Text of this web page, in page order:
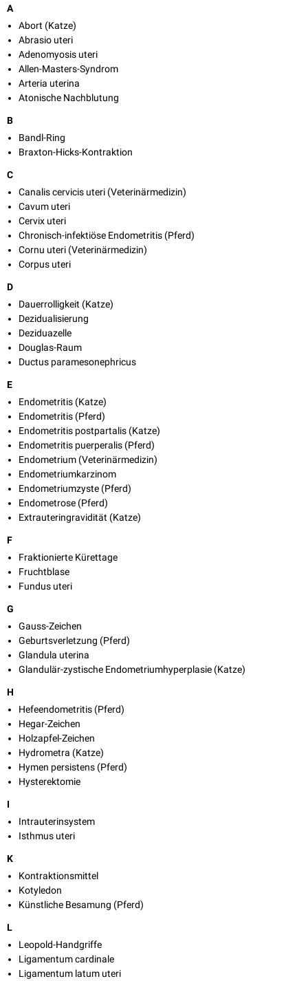
A
Abort (Katze)
Abrasio uteri
Adenomyosis uteri
Allen-Masters-Syndrom
Arteria uterina
Atonische Nachblutung
B
Bandl-Ring
Braxton-Hicks-Kontraktion
C
Canalis cervicis uteri (Veterinärmedizin)
Cavum uteri
Cervix uteri
Chronisch-infektiöse Endometritis (Pferd)
Cornu uteri (Veterinärmedizin)
Corpus uteri
D
Dauerrolligkeit (Katze)
Dezidualisierung
Deziduazelle
Douglas-Raum
Ductus paramesonephricus
E
Endometritis (Katze)
Endometritis (Pferd)
Endometritis postpartalis (Katze)
Endometritis puerperalis (Pferd)
Endometrium (Veterinärmedizin)
Endometriumkarzinom
Endometriumzyste (Pferd)
Endometrose (Pferd)
Extrauteringravidität (Katze)
F
Fraktionierte Kürettage
Fruchtblase
Fundus uteri
G
Gauss-Zeichen
Geburtsverletzung (Pferd)
Glandula uterina
Glandulär-zystische Endometriumhyperplasie (Katze)
H
Hefeendometritis (Pferd)
Hegar-Zeichen
Holzapfel-Zeichen
Hydrometra (Katze)
Hymen persistens (Pferd)
Hysterektomie
I
Intrauterinsystem
Isthmus uteri
K
Kontraktionsmittel
Kotyledon
Künstliche Besamung (Pferd)
L
Leopold-Handgriffe
Ligamentum cardinale
Ligamentum latum uteri